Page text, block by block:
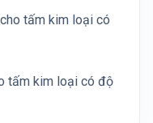
tấm kim loại có
tấm kim loại có độ